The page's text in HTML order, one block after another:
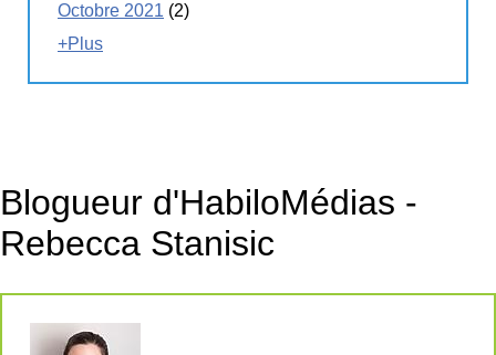
Octobre 2021 (2)
+Plus
Blogueur d'HabiloMédias -
Rebecca Stanisic